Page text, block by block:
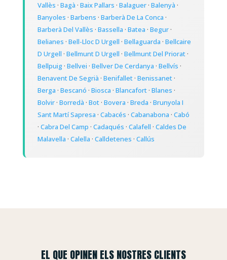
Vallès · Bagà · Baix Pallars · Balaguer· Balenyà ·
Banyoles · Barbens · Barberà De La Conca ·
Barberà Del Vallès · Bassella · Batea · Begur·
Belianes · Bell-Lloc D Urgell · Bellaguarda · Bellcaire
D Urgell · Bellmunt D Urgell · Bellmunt Del Priorat·
Bellpuig· Bellvei · Bellver De Cerdanya · Bellvís ·
Benavent De Segrià · Benifallet· Benissanet·
Berga · Bescanó · Biosca · Blancafort· Blanes ·
Bolvir· Borredà · Bot· Bovera · Breda · Brunyola I
Sant Martí Sapresa · Cabacés · Cabanabona · Cabó
· Cabra Del Camp · Cadaqués · Calafell · Caldes De
Malavella · Calella · Calldetenes · Callús
EL QUE OPINEN ELS NOSTRES CLIENTS